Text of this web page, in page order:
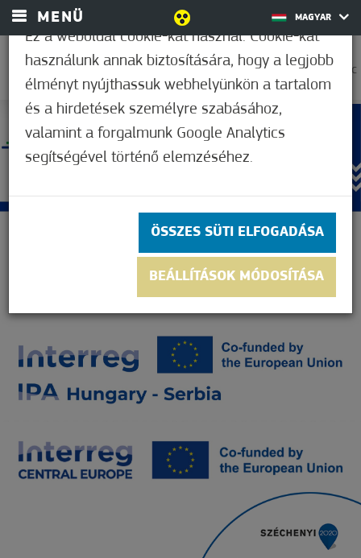
MENÜ MAGYAR
30,6°C
Ez a weboldal cookie-kat használ. Cookie-kat
használunk annak biztosítására, hogy a legjobb
élményt nyújthassuk webhelyünkön a tartalom
és a hirdetések személyre szabásához,
valamint a forgalmunk Google Analytics
segítségével történő elemzéséhez.
ÖSSZES SÜTI ELFOGADÁSA
BEÁLLÍTÁSOK MÓDOSÍTÁSA